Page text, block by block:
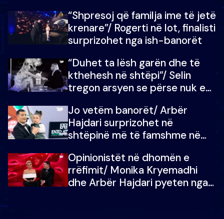
mban dot lotët: Nuk meritoj…
“Shpresoj që familja ime të jetë
krenare”/ Rogerti në lot, finalisti
surprizohet nga ish-banorët
“Duhet ta lësh garën dhe të
kthehesh në shtëpi”/ Selin
tregon arsyen se përse nuk e
çoja luftën time deri në fund
Jo vetëm banorët/ Arbër
Hajdari surprizohet në
shtëpinë më të famshme në
vajzën e tij
Opinionistët në dhomën e
rrëfimit/ Monika Kryemadhi
dhe Arbër Hajdari pyeten nga